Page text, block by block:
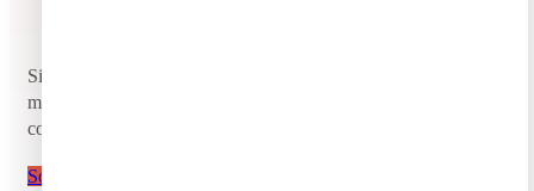
Si tu producto cuesta mas de 2000 usd o pesa mas de 50 kg se
manejara como importación ordinaria o simplemente necesitas
cotizar envíanos una solicitud.
Solicita un encargo